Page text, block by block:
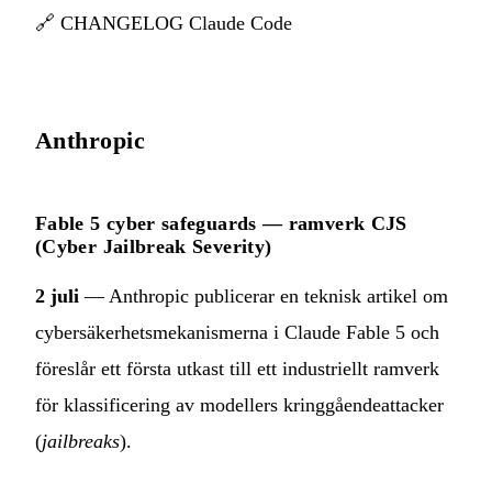
🔗 CHANGELOG Claude Code
Anthropic
Fable 5 cyber safeguards — ramverk CJS
(Cyber Jailbreak Severity)
2 juli — Anthropic publicerar en teknisk artikel om
cybersäkerhetsmekanismerna i Claude Fable 5 och
föreslår ett första utkast till ett industriellt ramverk
för klassificering av modellers kringgåendeattacker
(jailbreaks).